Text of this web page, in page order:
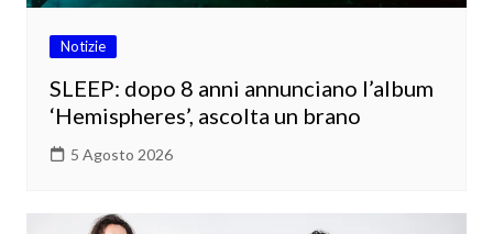
Notizie
SLEEP: dopo 8 anni annunciano l’album
‘Hemispheres’, ascolta un brano
5 Agosto 2026